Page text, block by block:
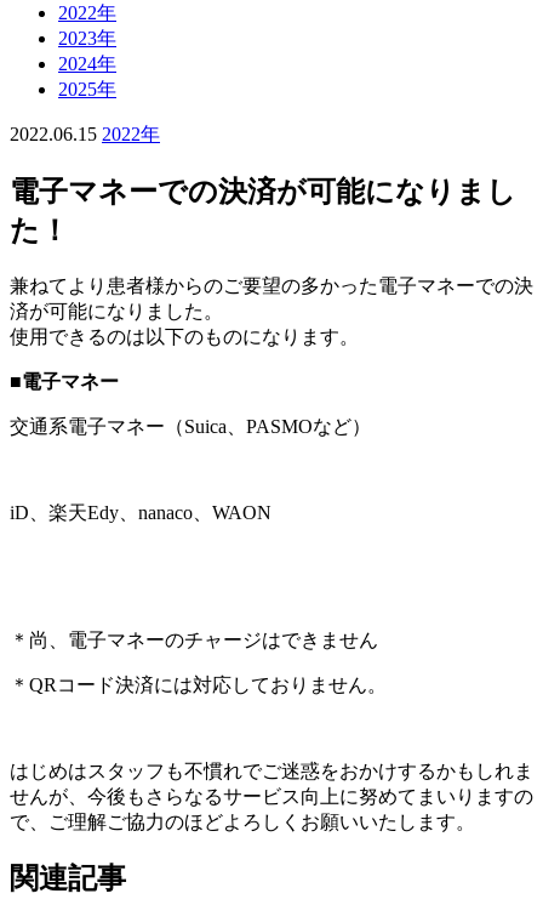
2022年
2023年
2024年
2025年
2022.06.15 2022年
電子マネーでの決済が可能になりまし
た！
兼ねてより患者様からのご要望の多かった電子マネーでの決
済が可能になりました。
使用できるのは以下のものになります。
■電子マネー
交通系電子マネー（Suica、PASMOなど）
iD、楽天Edy、nanaco、WAON
＊尚、電子マネーのチャージはできません
＊QRコード決済には対応しておりません。
はじめはスタッフも不慣れでご迷惑をおかけするかもしれま
せんが、今後もさらなるサービス向上に努めてまいりますの
で、ご理解ご協力のほどよろしくお願いいたします。
関連記事